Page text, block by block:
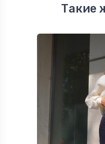
Такие